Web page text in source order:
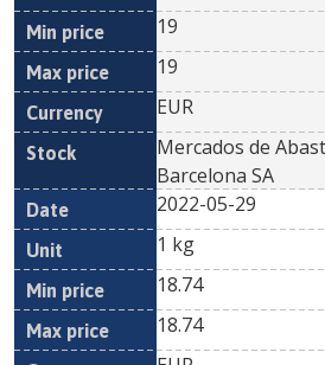
19
19
EUR
Mercados de
Barcelona SA
2022-05-29
1 kg
18.74
18.74